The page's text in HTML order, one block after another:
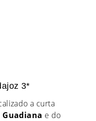
3*
a curta
Guadiana e do